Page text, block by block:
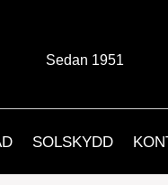
Sedan 1951
SOLSKYDD